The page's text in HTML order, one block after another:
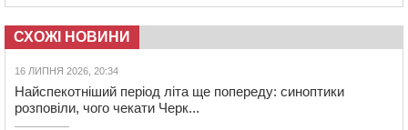
СХОЖІ НОВИНИ
16 ЛИПНЯ 2026, 20:34
Найспекотніший період літа ще попереду: синоптики
розповіли, чого чекати Черк...